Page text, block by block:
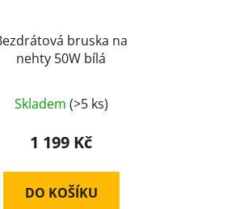
bruska na
nehty 50W bílá
hodnocení
produktu
4,0
z
Skladem (>5 ks)
1 199 Kč
DO KOŠÍKU